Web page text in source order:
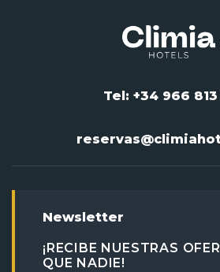
Tel: +34 966
Newsletter
¡RECIBE NUESTRAS
QUE NADIE!